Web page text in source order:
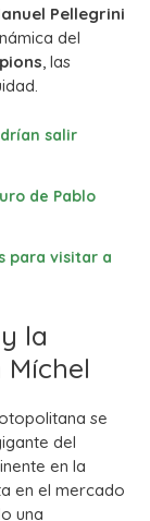
Pellegrini
del
, las
salir
de Pablo
para visitar a
la
se
del
en la
en el mercado
una